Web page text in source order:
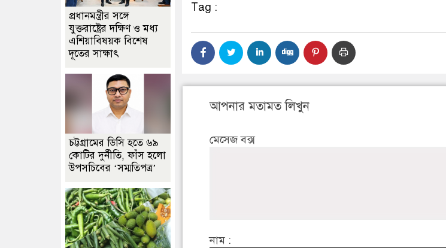
Tag :
আপনার মতামত লিখুন
মেসেজ বক্স
নাম :
প্রধানমন্ত্রীর সঙ্গে
যুক্তরাষ্ট্রের দক্ষিণ ও মধ্য
এশিয়াবিষয়ক বিশেষ
দূতের সাক্ষাৎ
চট্টগ্রামের ডিসি হতে ৬৯
কোটির দুর্নীতি, ফাঁস হলো
উপসচিবের ‘সম্মতিপত্র’